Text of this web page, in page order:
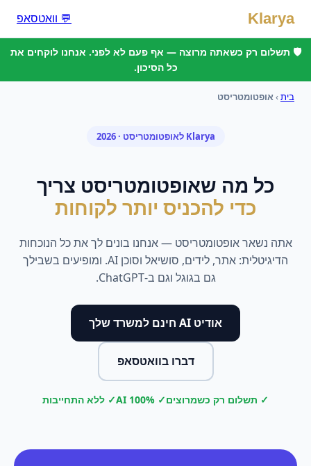
Klarya 💬 וואטסאפ
🛡️ תשלום רק כשאתה מרוצה — אף פעם לא לפני. אנחנו לוקחים את
כל הסיכון.
בית›אופטומטריסט
Klarya ל אופטומטריסט · 2026
כל מה שאופטומטריסט צריך
כדי להכניס יותר לקוחות
אתה נשאראופטומטריסט — אנחנו בונים לך את כל הנוכחות
הדיגיטלית: אתר, לידים, סושיאל וסוכן AI. ומופיעים בשבילך
גם בגוגל וגם ב-ChatGPT.
אודיט AI חינם למשרד שלך
דברו בוואטסאפ
✓ תשלום רק כשמרוצים✓ 100% AI ✓ ללא התחייבות